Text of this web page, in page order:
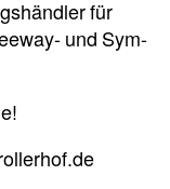
für
und Sym-